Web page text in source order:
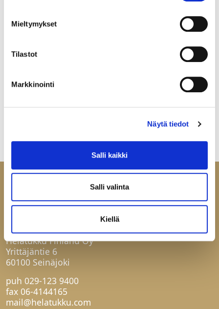
Mieltymykset
Tilastot
Markkinointi
Näytä tiedot
Salli kaikki
Salli valinta
Kiellä
Helatukku Finland Oy
Yrittäjäntie 6
60100 Seinäjoki
puh 029-123 9400
fax 06-4144165
mail@helatukku.com